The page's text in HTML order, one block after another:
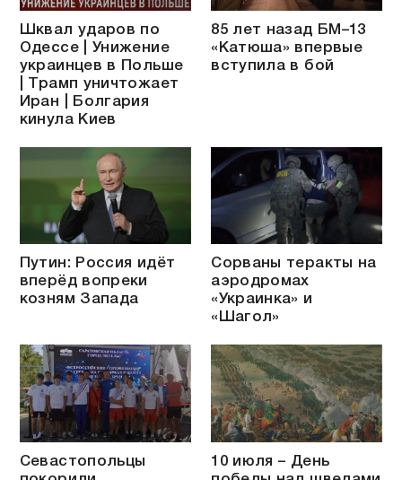
Шквал ударов по
Одессе | Унижение
украинцев в Польше
| Трамп уничтожает
Иран | Болгария
кинула Киев
85 лет назад БМ–13
«Катюша» впервые
вступила в бой
Путин: Россия идёт
вперёд вопреки
козням Запада
Сорваны теракты на
аэродромах
«Украинка» и
«Шагол»
Севастопольцы
10 июля – День